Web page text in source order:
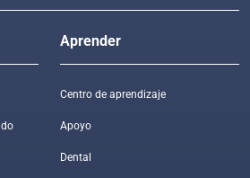
Aprender
Centro de aprendizaje
Apoyo
Dental